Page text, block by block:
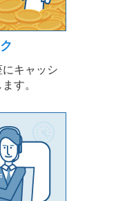
キャッシ
す。